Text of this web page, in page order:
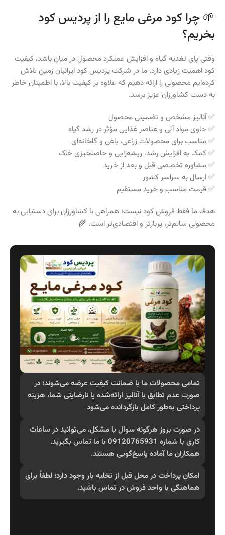
🌱 چرا کود مرغی مایع را از پردیس کود
بخریم؟
وقتی پای تغذیه گیاه و افزایش عملکرد محصول در میان باشد، کیفیت
کود اهمیت زیادی دارد. ما در شرکت پردیس کود ایرانیان زمین تلاش
کرده‌ایم محصولی را ارائه دهیم که علاوه بر کیفیت بالا، با اطمینان خاطر
به دست کشاورزان عزیز برسد.
✅ آنالیز مشخص و تضمینی محصول
✅ حاوی مواد آلی و عناصر غذایی مؤثر در رشد گیاه
✅ مناسب برای محصولات زراعی، باغی و گلخانه‌ای
✅ کمک به افزایش رشد، ریشه‌زایی و حاصلخیزی خاک
✅ مشاوره تخصصی قبل و بعد از خرید
✅ ارسال به سراسر کشور
✅ قیمت مناسب و خرید مستقیم
هدف ما فقط فروش کود نیست؛ همراهی با کشاورزان برای دستیابی به
محصولی سالم‌تر، پربارتر و اقتصادی‌تر است. 🌾
تمامی محصولات ما با ضمانت کیفیت عرضه می‌شوند؛ در
صورت عدم تطابق با آنالیز ارائه‌شده یا نارضایتی شما، هزینه
پرداختی به‌طور کامل بازگردانده می‌شود
در صورت بروز هرگونه سوال یا مشکل، می‌توانید در ساعات
کاری با شماره 09120765931 با ما تماس بگیرید.
همکاران ما آماده پاسخ‌گویی هستند.
امکان پرداخت در محل قبل از تخلیه بار وجود دارد؛ لطفاً برای
هماهنگی با واحد فروش در تماس باشید.